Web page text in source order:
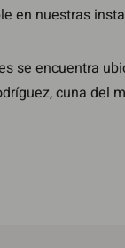
en nuestras
se encuentra
cuna del